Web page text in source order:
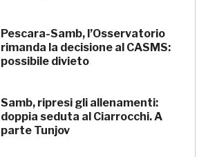
Pescara-Samb, l’Osservatorio
rimanda la decisione al CASMS:
possibile divieto
Samb, ripresi gli allenamenti:
doppia seduta al Ciarrocchi. A
parte Tunjov